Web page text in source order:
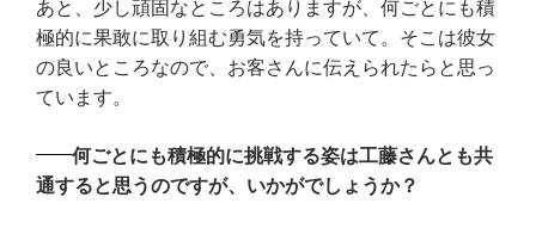
あと、少し頑固なところはありますが、何ごとにも積
極的に果敢に取り組む勇気を持っていて。そこは彼女
の良いところなので、お客さんに伝えられたらと思っ
ています。
何ごとにも積極的に挑戦する姿は工藤さんとも共
通すると思うのですが、いかがでしょうか？